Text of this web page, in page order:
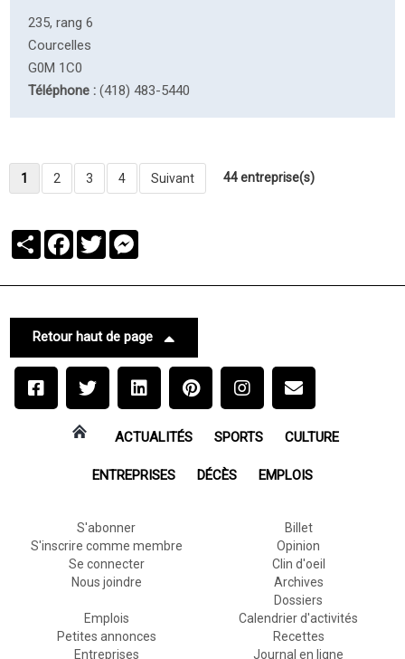
235, rang 6
Courcelles
G0M 1C0
Téléphone : (418) 483-5440
1 2 3 4 Suivant 44 entreprise(s)
PartagerFacebook
Twitter
Retour haut de page
ACTUALITÉS SPORTS CULTURE
ENTREPRISES DÉCÈS EMPLOIS
S'abonner
S'inscrire comme membre
Se connecter
Nous joindre
Billet
Opinion
Clin d'oeil
Archives
Dossiers
Emplois
Petites annonces
Entreprises
Calendrier d'activités
Recettes
Journal en ligne